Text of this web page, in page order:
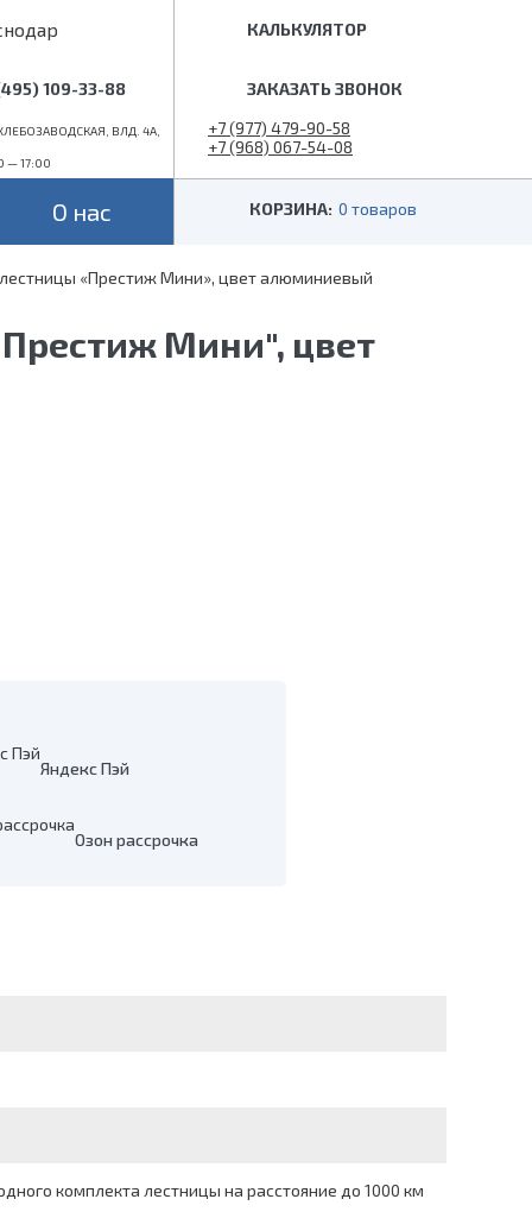
КАЛЬКУЛЯТОР
109-33-88
ВЛД. 4А,
— 17:00
ЗАКАЗАТЬ ЗВОНОК
+7 (977) 479-90-58
+7 (968) 067-54-08
info@superlestnica.com
Черные
Белые
Лофт
Классические
О нас КОРЗИНА: 0 товаров
«Престиж Мини», цвет алюминиевый
Мини", цвет
Яндекс Пэй
Озон рассрочка
комплекта лестницы на расстояние до 1000 км